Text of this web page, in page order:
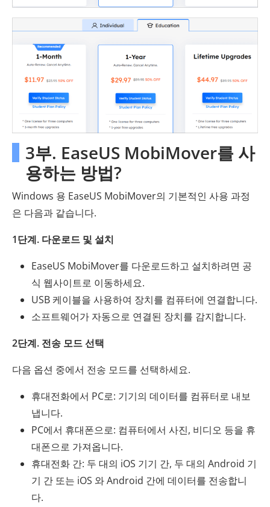
3부. EaseUS MobiMover를 사
용하는 방법?
Windows 용 EaseUS MobiMover의 기본적인 사용 과정
은 다음과 같습니다.
1단계. 다운로드 및 설치
EaseUS MobiMover를 다운로드하고 설치하려면 공
식 웹사이트로 이동하세요.
USB 케이블을 사용하여 장치를 컴퓨터에 연결합니다.
소프트웨어가 자동으로 연결된 장치를 감지합니다.
2단계. 전송 모드 선택
다음 옵션 중에서 전송 모드를 선택하세요.
휴대전화에서 PC로: 기기의 데이터를 컴퓨터로 내보
냅니다.
PC에서 휴대폰으로: 컴퓨터에서 사진, 비디오 등을 휴
대폰으로 가져옵니다.
휴대전화 간: 두 대의 iOS 기기 간, 두 대의 Android 기
기 간 또는 iOS 와 Android 간에 데이터를 전송합니
다.